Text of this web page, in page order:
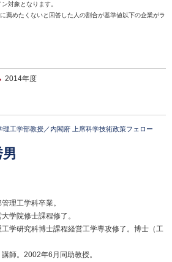
対象となります。
薦めたくないと回答した人の割合が基準値以下の企業がラ
2014年度
理工学部教授／内閣府 上席科学技術政策フェロー
理工学科卒業。
学院修士課程修了。
学研究科博士課程経営工学専攻修了。博士（工
師。2002年6月同助教授。